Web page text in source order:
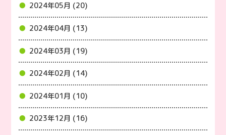
2024年05月 (20)
2024年04月 (13)
2024年03月 (19)
2024年02月 (14)
2024年01月 (10)
2023年12月 (16)